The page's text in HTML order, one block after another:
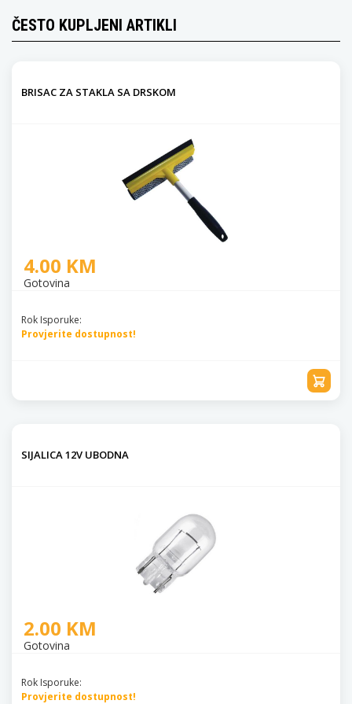
ČESTO KUPLJENI ARTIKLI
BRISAC ZA STAKLA SA DRSKOM
4.00 KM
Gotovina
Rok Isporuke:
Provjerite dostupnost!
SIJALICA 12V UBODNA
2.00 KM
Gotovina
Rok Isporuke:
Provjerite dostupnost!